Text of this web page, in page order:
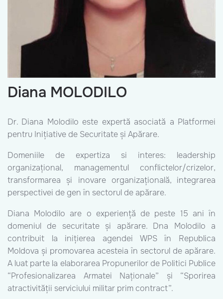
Diana MOLODILO
Dr. Diana Molodilo este expertă asociată a Platformei
pentru Inițiative de Securitate și Apărare.
Domeniile de expertiza si interes: leadership
organizațional, managementul conflictelor/crizelor,
transformarea și inovare organizațională, integrarea
perspectivei de gen în sectorul de apărare.
Diana Molodilo are o experiență de peste 15 ani în
domeniul de securitate și apărare. Dna Molodilo a
contribuit la inițierea agendei WPS în Republica
Moldova și promovarea acesteia în sectorul de apărare.
A luat parte la elaborarea Propunerilor de Politici Publice
“Profesionalizarea Armatei Naționale” și “Sporirea
atractivității serviciului militar prim contract”.